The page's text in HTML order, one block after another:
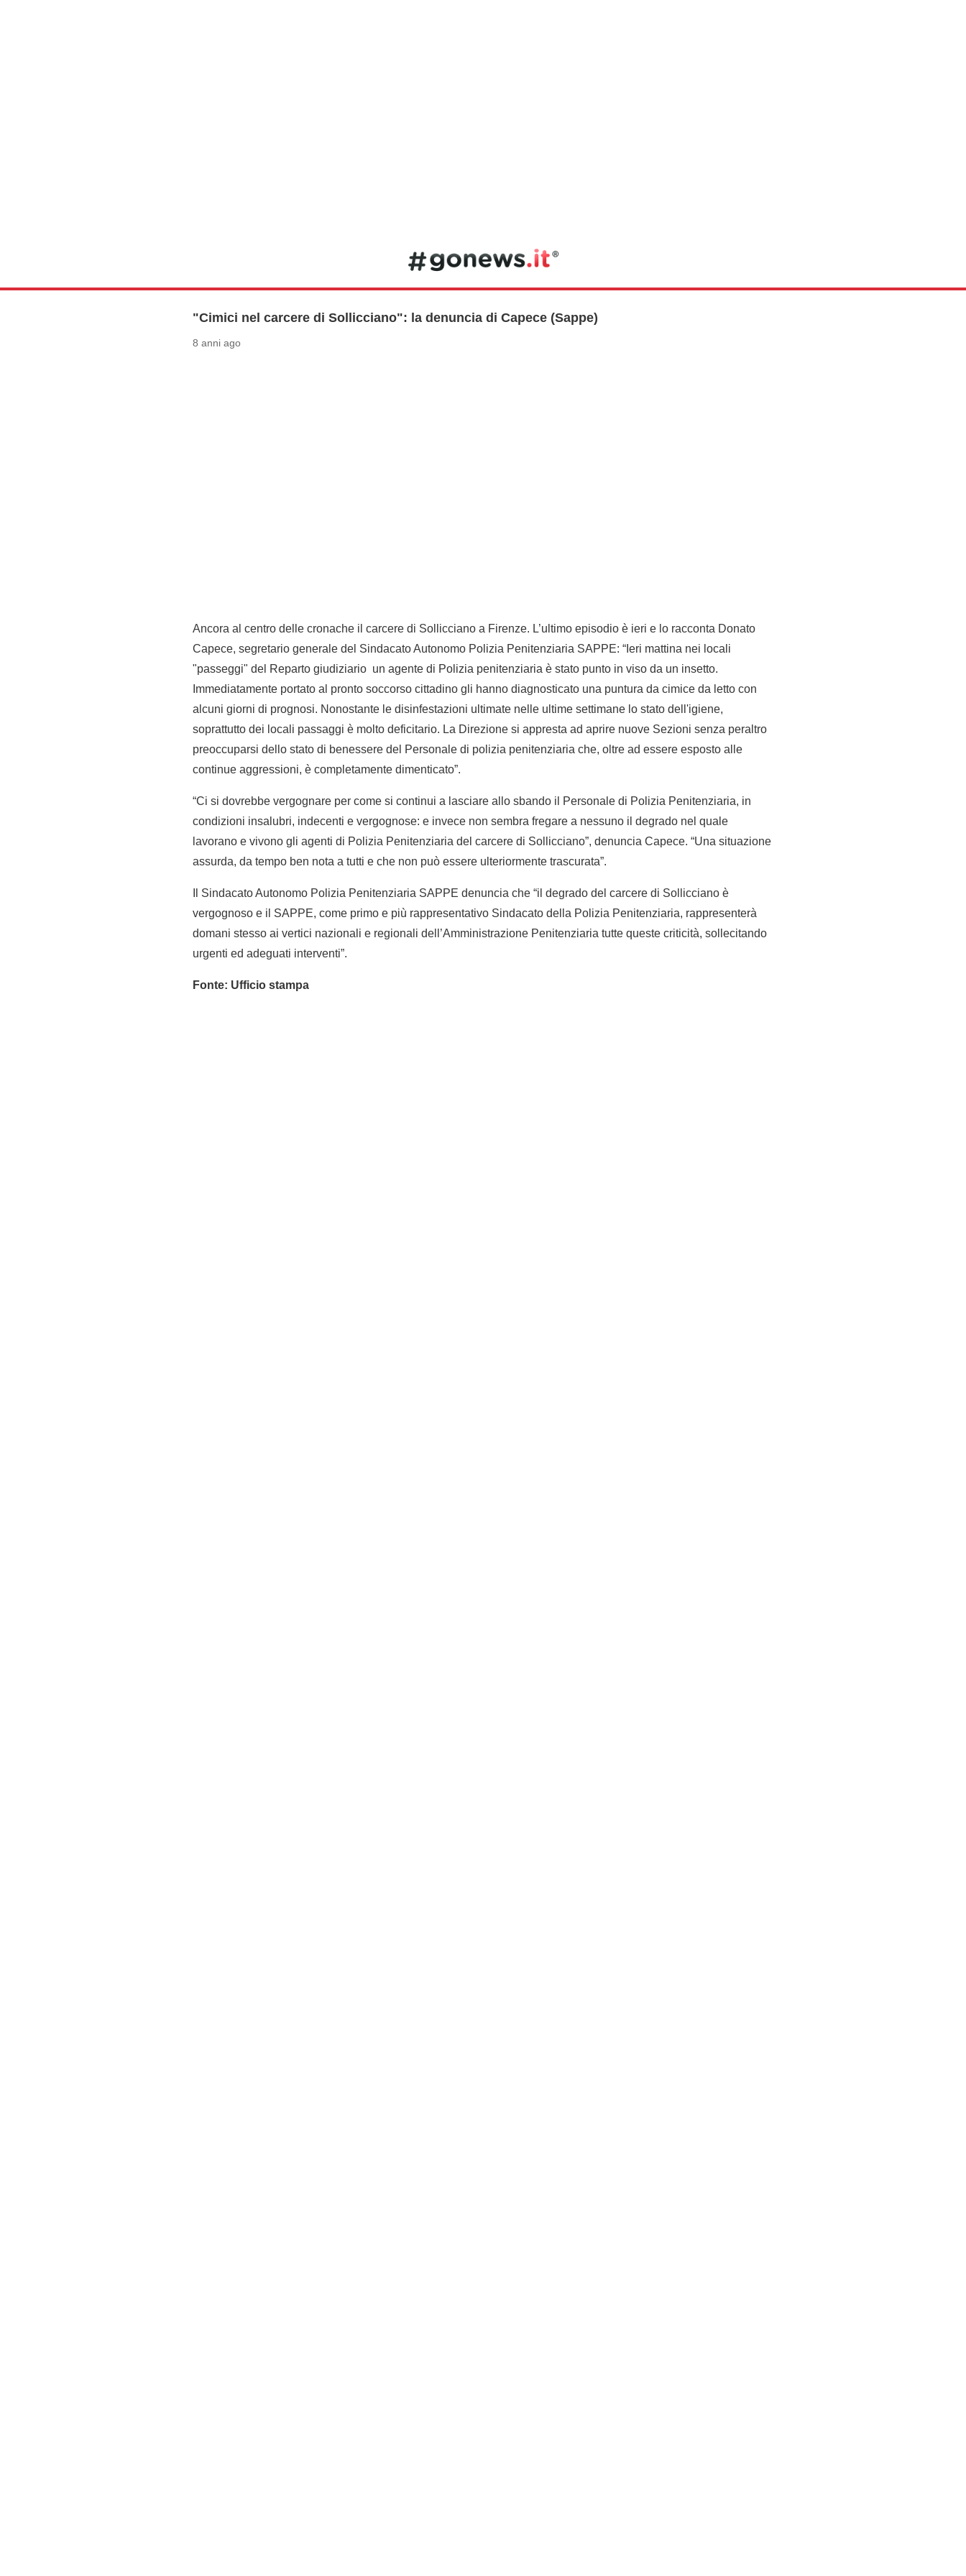
"Cimici nel carcere di Sollicciano": la denuncia di Capece (Sappe)
8 anni ago
Ancora al centro delle cronache il carcere di Sollicciano a Firenze. L’ultimo episodio è ieri e lo racconta Donato
Capece, segretario generale del Sindacato Autonomo Polizia Penitenziaria SAPPE: “Ieri mattina nei locali
"passeggi" del Reparto giudiziario un agente di Polizia penitenziaria è stato punto in viso da un insetto.
Immediatamente portato al pronto soccorso cittadino gli hanno diagnosticato una puntura da cimice da letto con
alcuni giorni di prognosi. Nonostante le disinfestazioni ultimate nelle ultime settimane lo stato dell'igiene,
soprattutto dei locali passaggi è molto deficitario. La Direzione si appresta ad aprire nuove Sezioni senza peraltro
preoccuparsi dello stato di benessere del Personale di polizia penitenziaria che, oltre ad essere esposto alle
continue aggressioni, è completamente dimenticato”.
“Ci si dovrebbe vergognare per come si continui a lasciare allo sbando il Personale di Polizia Penitenziaria, in
condizioni insalubri, indecenti e vergognose: e invece non sembra fregare a nessuno il degrado nel quale
lavorano e vivono gli agenti di Polizia Penitenziaria del carcere di Sollicciano”, denuncia Capece. “Una situazione
assurda, da tempo ben nota a tutti e che non può essere ulteriormente trascurata”.
Il Sindacato Autonomo Polizia Penitenziaria SAPPE denuncia che “il degrado del carcere di Sollicciano è
vergognoso e il SAPPE, come primo e più rappresentativo Sindacato della Polizia Penitenziaria, rappresenterà
domani stesso ai vertici nazionali e regionali dell’Amministrazione Penitenziaria tutte queste criticità, sollecitando
urgenti ed adeguati interventi”.
Fonte: Ufficio stampa